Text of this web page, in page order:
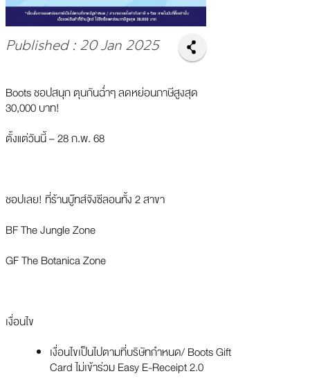
Published : 20 Jan 2025
Boots ชอปสนุก ตุนกันฉ่ำๆ ลดหย่อนภาษีสูงสุด
30,000 บาท!
ตั้งแต่วันนี้ – 28 ก.พ. 68
ชอปเลย! ที่ร้านบู๊ทส์จังซีลอนทั้ง 2 สาขา
BF The Jungle Zone
GF The Botanica Zone
เงื่อนไข
เงื่อนไขเป็นไปตามที่บริษัทกำหนด/ Boots Gift
Card ไม่เข้าร่วม Easy E-Receipt 2.0